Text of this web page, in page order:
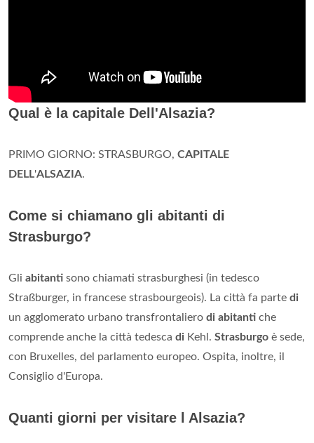
Qual è la capitale Dell'Alsazia?
PRIMO GIORNO: STRASBURGO, CAPITALE
DELL'ALSAZIA.
Come si chiamano gli abitanti di
Strasburgo?
Gli abitanti sono chiamati strasburghesi (in tedesco
Straßburger, in francese strasbourgeois). La città fa parte di
un agglomerato urbano transfrontaliero di abitanti che
comprende anche la città tedesca di Kehl. Strasburgo è sede,
con Bruxelles, del parlamento europeo. Ospita, inoltre, il
Consiglio d'Europa.
Quanti giorni per visitare l Alsazia?